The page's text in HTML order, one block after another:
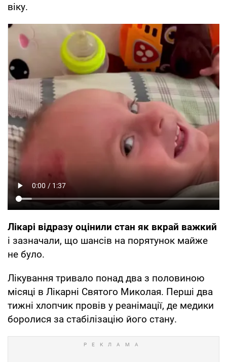
віку.
Лікарі відразу оцінили стан як вкрай важкий
і зазначали, що шансів на порятунок майже
не було.
Лікування тривало понад два з половиною
місяці в Лікарні Святого Миколая. Перші два
тижні хлопчик провів у реанімації, де медики
боролися за стабілізацію його стану.